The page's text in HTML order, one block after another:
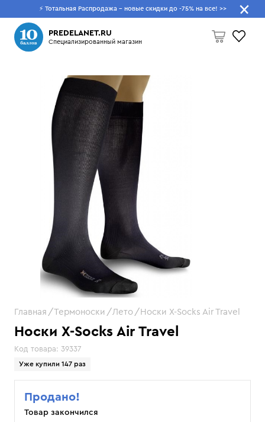
⚡ Тотальная Распродажа - новые скидки до -75% на все! >>
PREDELANET.RU
Специализированный магазин
Что будем искать?
Носки X-Socks Air Travel
Код товара: 39337
Уже купили 147 раз
Главная Термоноски Лето Носки X-Socks Air Travel
Продано!
Товар закончился